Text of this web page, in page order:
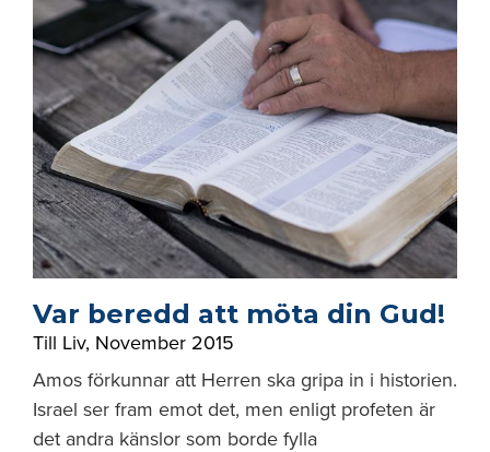
Var beredd att möta din Gud!
Till Liv, November 2015
Amos förkunnar att Herren ska gripa in i historien.
Israel ser fram emot det, men enligt profeten är
det andra känslor som borde fylla